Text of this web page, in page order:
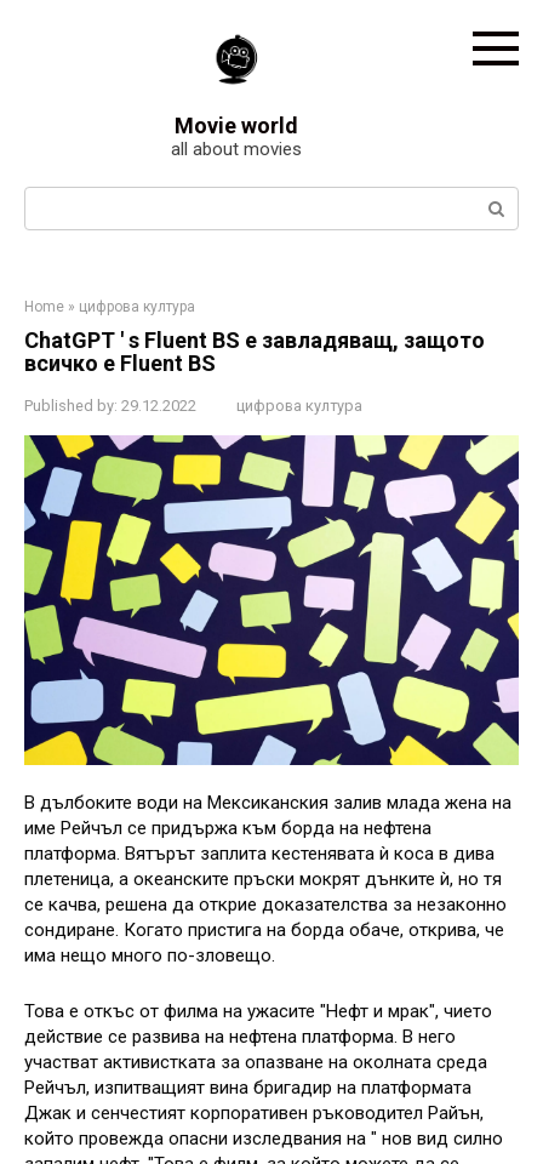
Movie world
all about movies
Search:
Home » цифрова култура
ChatGPT ' s Fluent BS е завладяващ, защото
всичко е Fluent BS
Published by: 29.12.2022 цифрова култура
В дълбоките води на Мексиканския залив млада жена на
име Рейчъл се придържа към борда на нефтена
платформа. Вятърът заплита кестенявата ѝ коса в дива
плетеница, а океанските пръски мокрят дънките ѝ, но тя
се качва, решена да открие доказателства за незаконно
сондиране. Когато пристига на борда обаче, открива, че
има нещо много по-зловещо.
Това е откъс от филма на ужасите "Нефт и мрак", чието
действие се развива на нефтена платформа. В него
участват активистката за опазване на околната среда
Рейчъл, изпитващият вина бригадир на платформата
Джак и сенчестият корпоративен ръководител Райън,
който провежда опасни изследвания на " нов вид силно